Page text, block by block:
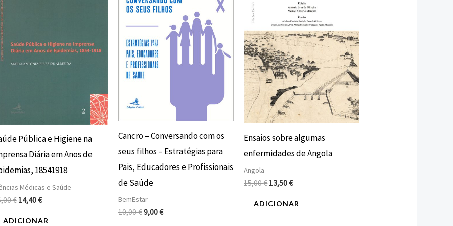
Pública e Higiene na
Diária em Anos de
18541918
Médicas e Saúde
€ 14,40€
ADICIONAR
Cancro – Conversando com os
seus filhos – Estratégias para
Pais, Educadores e Profissionais
de Saúde
BemEstar
10,00€9,00€
Ensaios sobre algumas
enfermidades de Angola
Angola
15,00€13,50€
ADICIONAR